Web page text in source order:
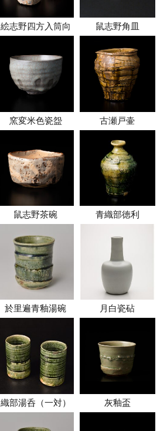
絵志野四方入筒向 鼠志野角皿
窯変米色瓷盌 古瀬戸壷
鼠志野茶碗 青織部徳利
於里遍青釉湯碗 月白瓷砧
織部湯呑（一対） 灰釉盃